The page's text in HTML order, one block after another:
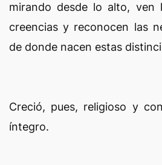
mirando desde lo alto, ven
creencias y reconocen las
de donde nacen estas
Creció, pues, religioso y
íntegro.